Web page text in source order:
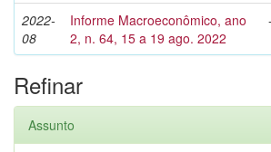
2022-
08
Informe Macroeconômico, ano
2, n. 64, 15 a 19 ago. 2022
-
Refinar
Assunto